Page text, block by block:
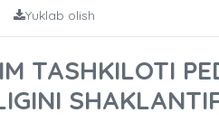
Yuklab olish
TASHKILOTI